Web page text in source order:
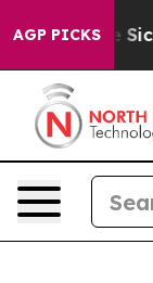
AGP PICKS
Are Sick